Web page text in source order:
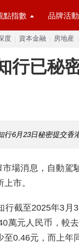
點指數 品牌活動
度 資本金融 房地産
行已秘
行6月23日秘密提交香
市場消息，自動駕
市。
行截至2025年3月
萬元人民币，較
0.46元，而上年